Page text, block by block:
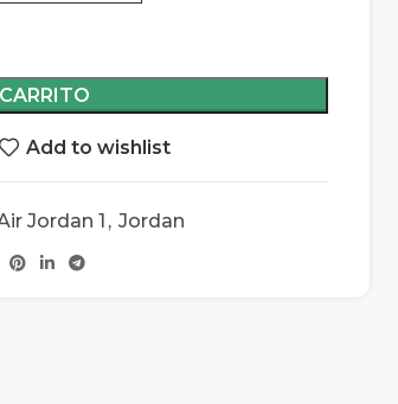
Add to wishlist
Jordan 1 , Jordan